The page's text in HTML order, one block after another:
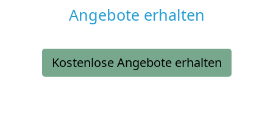
Angebote erhalten
Kostenlose Angebote erhalten